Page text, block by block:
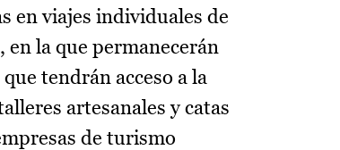
en viajes individuales de
en la que permanecerán
tendrán acceso a la
artesanales y catas
de turismo